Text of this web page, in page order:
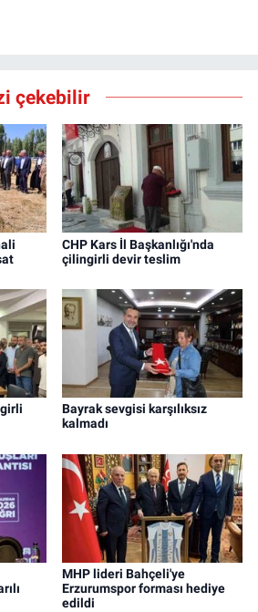
çekebilir
CHP Kars İl Başkanlığı'nda
çilingirli devir teslim
Bayrak sevgisi karşılıksız
kalmadı
MHP lideri Bahçeli'ye
Erzurumspor forması hediye
edildi